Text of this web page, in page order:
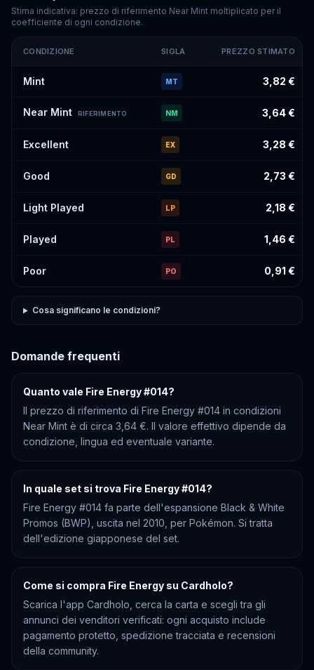
Stima indicativa: prezzo di riferimento Near Mint moltiplicato per il
coefficiente di ogni condizione.
#014per condizione
CONDIZIONE SIGLA PREZZO STIMATO
Mint MT 3,82 €
Near Mint RIFERIMENTO NM 3,64 €
Excellent EX 3,28 €
Good GD 2,73 €
Light Played LP 2,18 €
Played PL 1,46 €
Poor PO 0,91 €
Cosa significano le condizioni?
Domande frequenti
Quanto vale Fire Energy #014?
Il prezzo di riferimento di Fire Energy #014 in condizioni
Near Mint è di circa 3,64 €. Il valore effettivo dipende da
condizione, lingua ed eventuale variante.
In quale set si trova Fire Energy #014?
Fire Energy #014 fa parte dell'espansione Black & White
Promos (BWP), uscita nel 2010, per Pokémon. Si tratta
dell'edizione giapponese del set.
Come si compra Fire Energy su Cardholo?
Scarica l'app Cardholo, cerca la carta e scegli tra gli
annunci dei venditori verificati: ogni acquisto include
pagamento protetto, spedizione tracciata e recensioni
della community.